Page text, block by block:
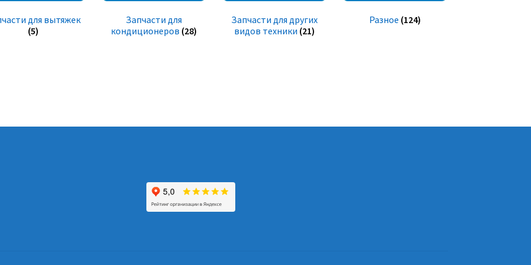
для вытяжек
(5)
Запчасти для
кондиционеров (28)
Запчасти для других
видов техники (21)
Разное (124)